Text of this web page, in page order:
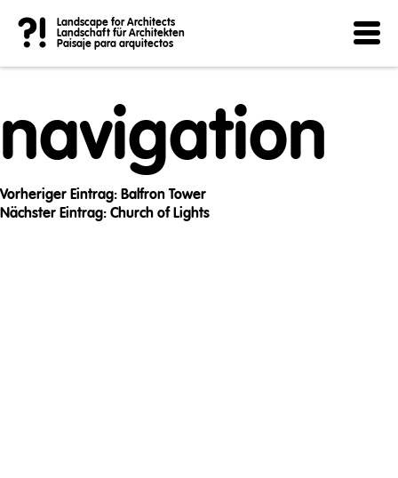
?!
Landscape for Architects
Landschaft für Architekten
Paisaje para arquitectos
Post
navigation
Vorheriger Eintrag: Balfron Tower
Nächster Eintrag: Church of Lights